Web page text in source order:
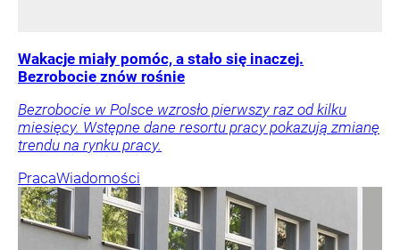
Wakacje miały pomóc, a stało się inaczej.
Bezrobocie znów rośnie
Bezrobocie w Polsce wzrosło pierwszy raz od kilku
miesięcy. Wstępne dane resortu pracy pokazują zmianę
trendu na rynku pracy.
PracaWiadomości